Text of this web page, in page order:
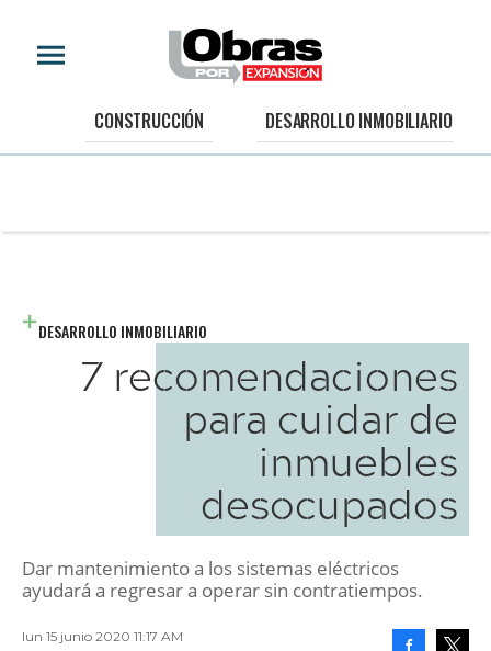
CONSTRUCCIÓN DESARROLLO INMOBILIARIO
DESARROLLO INMOBILIARIO
7 recomendaciones
para cuidar de
inmuebles
desocupados
Dar mantenimiento a los sistemas eléctricos
ayudará a regresar a operar sin contratiempos.
lun 15 junio 2020 11:17 AM